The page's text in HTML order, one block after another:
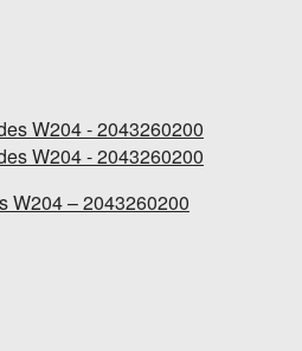
W204 – 2043260200